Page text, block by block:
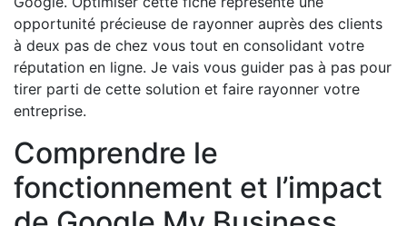
opportunité précieuse de rayonner auprès des clients
à deux pas de chez vous tout en consolidant votre
réputation en ligne. Je vais vous guider pas à pas pour
tirer parti de cette solution et faire rayonner votre
entreprise.
Comprendre le
fonctionnement et l’impact